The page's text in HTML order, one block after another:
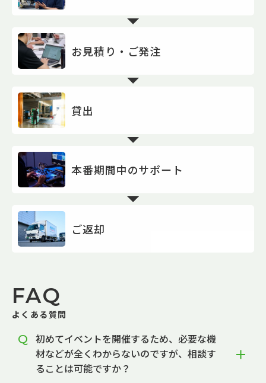
お見積り・ご発注
貸出
本番期間中のサポート
ご返却
FAQ
よくある質問
初めてイベントを開催するため、必要な機
材などが全くわからないのですが、相談す
ることは可能ですか？